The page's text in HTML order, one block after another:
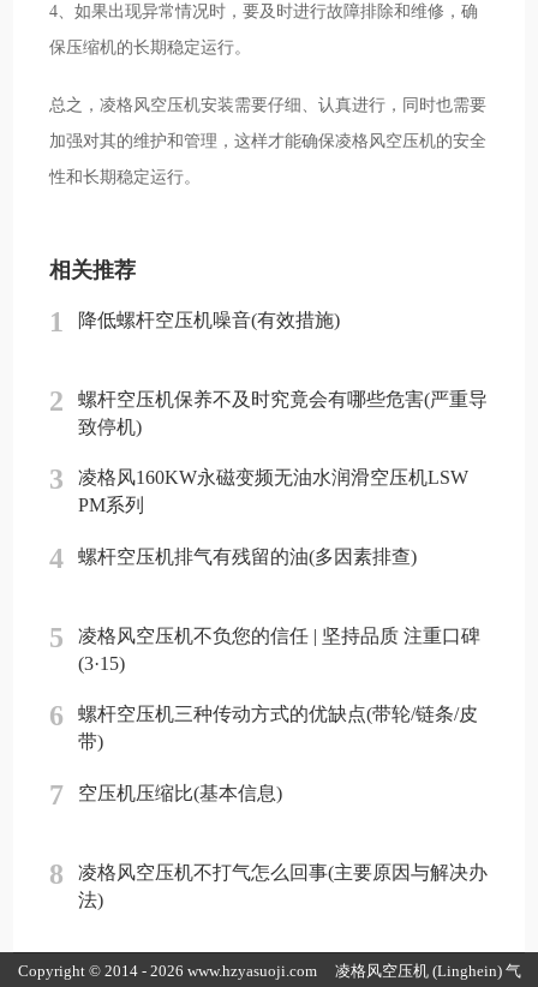
4、如果出现异常情况时，要及时进行故障排除和维修，确
保压缩机的长期稳定运行。
总之，凌格风空压机安装需要仔细、认真进行，同时也需要
加强对其的维护和管理，这样才能确保凌格风空压机的安全
性和长期稳定运行。
相关推荐
1 降低螺杆空压机噪音(有效措施)
2
螺杆空压机保养不及时究竟会有哪些危害(严重导
致停机)
3
凌格风160KW永磁变频无油水润滑空压机LSW
PM系列
4 螺杆空压机排气有残留的油(多因素排查)
5
凌格风空压机不负您的信任 | 坚持品质 注重口碑
(3·15)
6
螺杆空压机三种传动方式的优缺点(带轮/链条/皮
带)
7 空压机压缩比(基本信息)
8
凌格风空压机不打气怎么回事(主要原因与解决办
法)
Copyright © 2014 - 2026 www.hzyasuoji.com 凌格风空压机 (Linghein) 气